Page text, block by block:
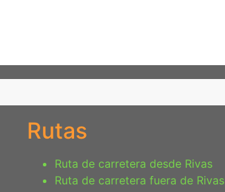
Rutas
Ruta de carretera desde Rivas
Ruta de carretera fuera de Rivas